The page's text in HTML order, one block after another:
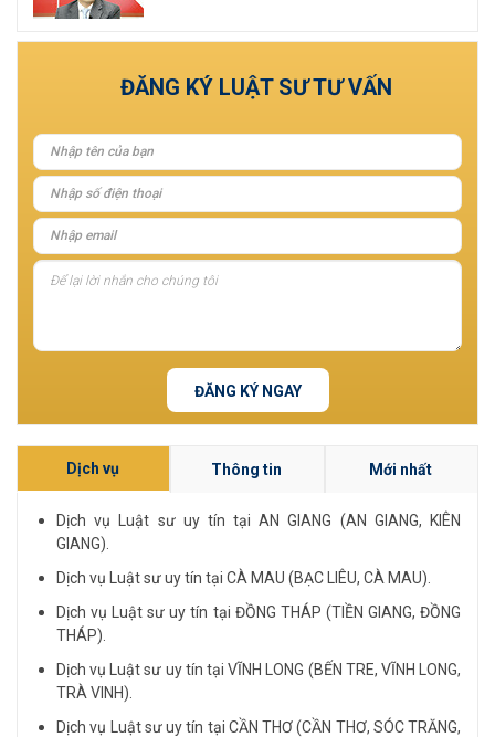
Xem tất cả
ĐĂNG KÝ LUẬT SƯ TƯ VẤN
ĐĂNG KÝ NGAY
Dịch vụ Thông tin Mới nhất
Dịch vụ Luật sư uy tín tại AN GIANG (AN GIANG, KIÊN
GIANG).
Dịch vụ Luật sư uy tín tại CÀ MAU (BẠC LIÊU, CÀ MAU).
Dịch vụ Luật sư uy tín tại ĐỒNG THÁP (TIỀN GIANG, ĐỒNG
THÁP).
Dịch vụ Luật sư uy tín tại VĨNH LONG (BẾN TRE, VĨNH LONG,
TRÀ VINH).
Dịch vụ Luật sư uy tín tại CẦN THƠ (CẦN THƠ, SÓC TRĂNG,